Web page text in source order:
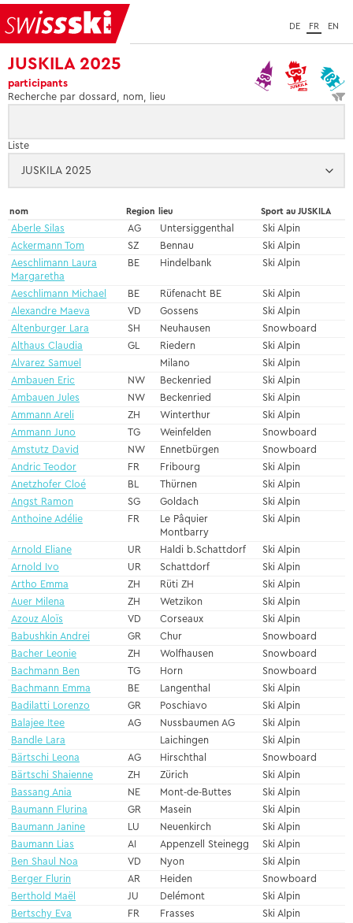
DE FR EN
JUSKILA 2025
participants
Recherche par dossard, nom, lieu
Liste
nom Region lieu Sport au JUSKILA
Aberle Silas AG Untersiggenthal
Ski Alpin
Ackermann Tom
SZ Bennau
Ski Alpin
Aeschlimann Laura
Margaretha
BE Hindelbank Ski Alpin
Aeschlimann Michael BE Rüfenacht BE
Ski Alpin
Alexandre Maeva
VD Gossens
Ski Alpin
Altenburger Lara
SH Neuhausen
Snowboard
Althaus Claudia
GL Riedern
Ski Alpin
Alvarez Samuel
Milano
Ski Alpin
Ambauen Eric
NW Beckenried
Ski Alpin
Ambauen Jules
NW Beckenried
Ski Alpin
Ammann Areli
ZH Winterthur
Ski Alpin
Ammann Juno
TG Weinfelden
Snowboard
Amstutz David
NW Ennetbürgen
Snowboard
Andric Teodor
FR Fribourg
Ski Alpin
Anetzhofer Cloé
BL Thürnen
Ski Alpin
Angst Ramon
SG Goldach
Ski Alpin
Anthoine Adélie
FR
Le Pâquier
Montbarry
Ski Alpin
Arnold Eliane UR Haldi b.Schattdorf
Ski Alpin
Arnold Ivo
UR Schattdorf
Ski Alpin
Artho Emma
ZH Rüti ZH
Ski Alpin
Auer Milena
ZH Wetzikon
Ski Alpin
Azouz Aloïs
VD Corseaux
Ski Alpin
Babushkin Andrei
GR Chur
Snowboard
Bacher Leonie
ZH Wolfhausen
Snowboard
Bachmann Ben
TG Horn
Snowboard
Bachmann Emma
BE Langenthal
Ski Alpin
Badilatti Lorenzo
GR Poschiavo
Ski Alpin
Balajee Itee
AG Nussbaumen AG
Ski Alpin
Bandle Lara
Laichingen
Ski Alpin
Bärtschi Leona
AG Hirschthal
Snowboard
Bärtschi Shaienne
ZH Zürich
Ski Alpin
Bassang Ania
NE Mont-de-Buttes
Ski Alpin
Baumann Flurina
GR Masein
Ski Alpin
Baumann Janine
LU Neuenkirch
Ski Alpin
Baumann Lias
AI Appenzell Steinegg
Ski Alpin
Ben Shaul Noa
VD Nyon
Ski Alpin
Berger Flurin
AR Heiden
Snowboard
Berthold Maël
JU Delémont
Ski Alpin
Bertschy Eva
FR Frasses
Ski Alpin